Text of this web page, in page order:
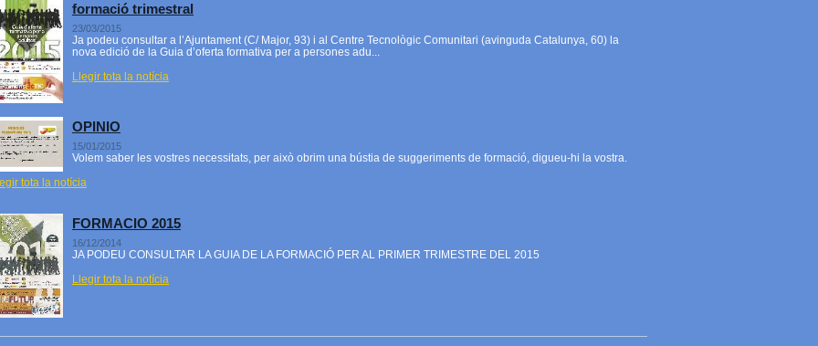
formació trimestral
23/03/2015
Ja podeu consultar a l’Ajuntament (C/ Major, 93) i al Centre Tecnològic Comunitari (avinguda Catalunya, 60) la
nova edició de la Guia d’oferta formativa per a persones adu...
Llegir tota la notícia
OPINIO
15/01/2015
Volem saber les vostres necessitats, per això obrim una bústia de suggeriments de formació, digueu-hi la vostra.
tota la notícia
FORMACIO 2015
16/12/2014
JA PODEU CONSULTAR LA GUIA DE LA FORMACIÓ PER AL PRIMER TRIMESTRE DEL 2015
Llegir tota la notícia